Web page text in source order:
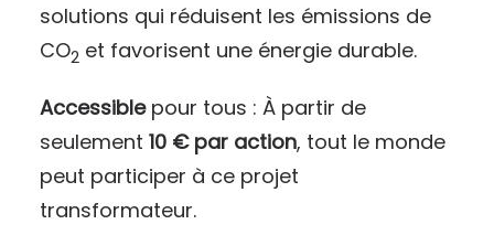
solutions qui réduisent les émissions de
CO2 et favorisent une énergie durable.
Accessiblepour tous : À partir de
seulement 10 € par action, tout le monde
peut participer à ce projet
transformateur.